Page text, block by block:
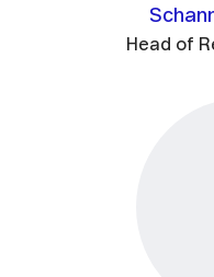
Head of